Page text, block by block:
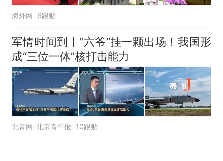
海外网 6跟贴
军情时间到丨“六爷”挂一颗出场！我国形
成“三位一体”核打击能力
北青网-北京青年报 10跟贴